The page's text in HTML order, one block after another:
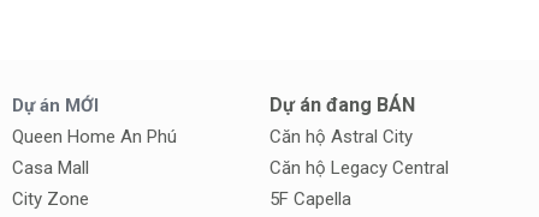
Dự án MỚI
Queen Home An Phú
Casa Mall
City Zone
Dự án đang BÁN
Căn hộ Astral City
Căn hộ Legacy Central
5F Capella